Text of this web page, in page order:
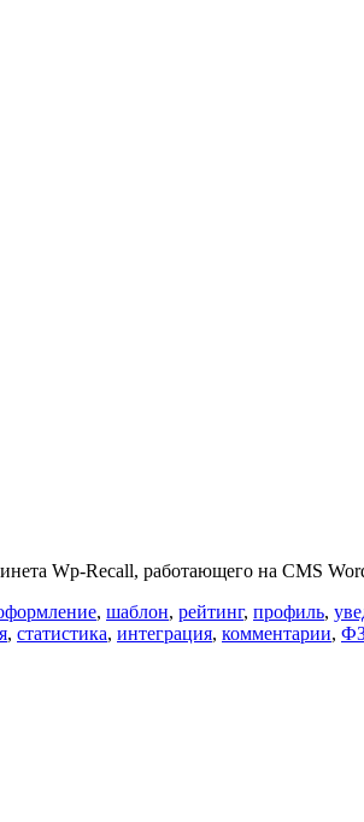
Wp-Recall, работающего на CMS
, шаблон, рейтинг, профиль,
, статистика, интеграция, комментарии,